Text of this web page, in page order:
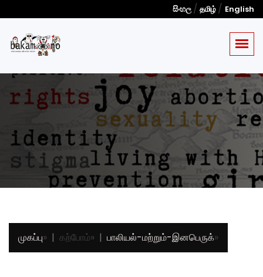
සිංහල/ தமிழ் / English
முகப்பு» கற்போம்» பாலியல்-மற்றும்-இனபெருக்»